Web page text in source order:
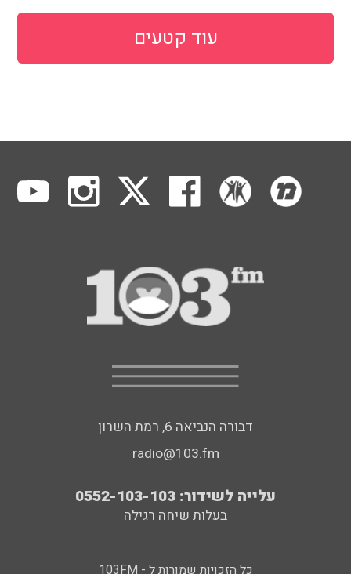
עוד קטעים
דבורה הנביאה 6, רמת השרון
radio@103.fm
עלייה לשידור: 0552-103-103
בעלות שיחה רגילה
כל הזכויות שמורות ל - 103FM